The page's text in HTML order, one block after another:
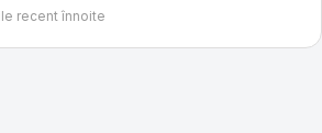
recent înnoite